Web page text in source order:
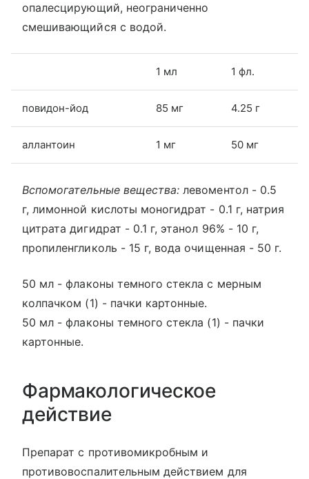
опалесцирующий, неограниченно
смешивающийся с водой.
1 мл 1 фл.
повидон-йод 85 мг 4.25 г
аллантоин 1 мг 50 мг
Вспомогательные вещества:левоментол - 0.5
г, лимонной кислоты моногидрат - 0.1 г, натрия
цитрата дигидрат - 0.1 г, этанол 96% - 10 г,
пропиленгликоль - 15 г, вода очищенная - 50 г.
50 мл - флаконы темного стекла с мерным
колпачком (1) - пачки картонные.
50 мл - флаконы темного стекла (1) - пачки
картонные.
Фармакологическое
действие
Препарат с противомикробным и
противовоспалительным действием для